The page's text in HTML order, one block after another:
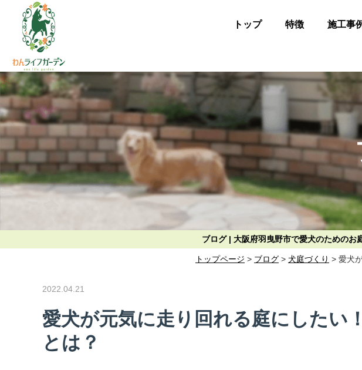
トップ 特徴 施工事
ブログ | 大阪府羽曳野市で愛犬のためのお
トップページ > ブログ > 犬庭づくり > 愛犬
2022.04.21
愛犬が元気に走り回れる庭にしたい
とは？